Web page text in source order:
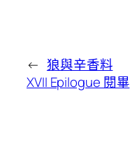
← 狼與辛香料
XVII Epilogue 閱畢